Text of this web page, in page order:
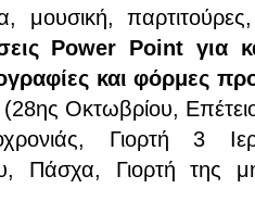
μουσική,
Power Point για
και φόρμες
(28ης Οκτωβρίου,
Γιορτή 3
Πάσχα, Γιορτή της